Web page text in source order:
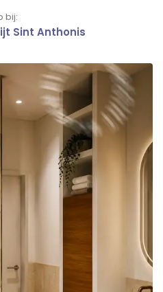
bij:
Sint Anthonis